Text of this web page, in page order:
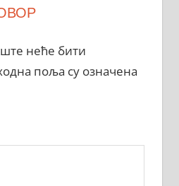
неће бити
поља су означена